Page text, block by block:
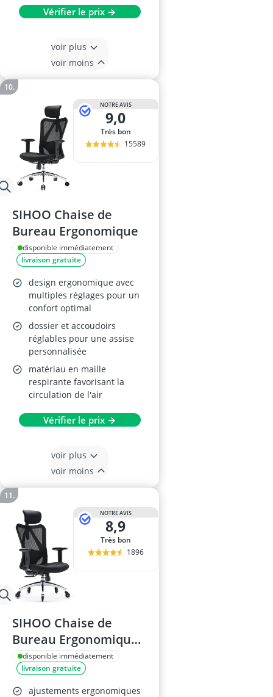
Vérifier le prix →
voir plus
voir moins
NOTRE AVIS
9,0
Très bon
15589
SIHOO Chaise de
Bureau Ergonomique
disponible immédiatement
livraison gratuite
design ergonomique avec
multiples réglages pour un
confort optimal
dossier et accoudoirs
réglables pour une assise
personnalisée
matériau en maille
respirante favorisant la
circulation de l'air
Vérifier le prix →
voir plus
voir moins
NOTRE AVIS
8,9
Très bon
1896
SIHOO Chaise de
Bureau Ergonomique,
Noir
disponible immédiatement
livraison gratuite
ajustements ergonomiques